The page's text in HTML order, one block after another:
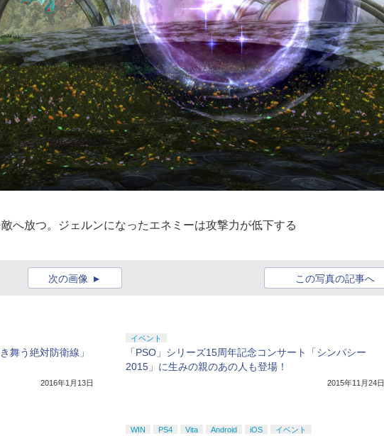
へ放つ。ジェルンになったエネミーは攻撃力が低下する
この写真の記事へ
次の画像
舞う絶対防衛線」
2016年1月13日
イベント
「PSO」シリーズ15周年記念コンサート「シンパシー
2015」に生みの親のあの人も登場！
2015年11月24日
WIN PS4 Vita Android iOS イベント